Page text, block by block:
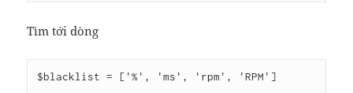
Tìm tới dòng
$blacklist = ['%', 'ms', 'rpm', 'RPM']